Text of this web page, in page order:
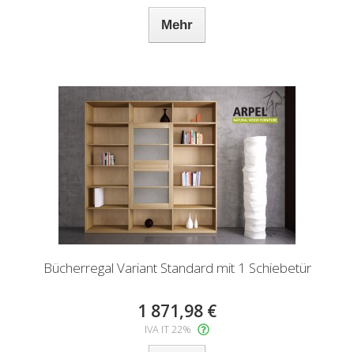
Mehr
Bücherregal Variant Standard mit 1 Schiebetür
1 871,98 €
IVA IT 22%